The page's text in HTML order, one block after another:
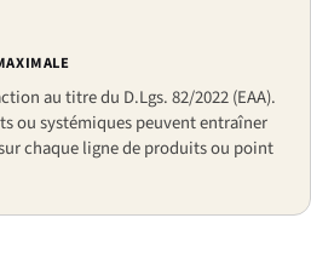
au titre du D.Lgs. 82/2022 (EAA).
ou systémiques peuvent entraîner
chaque ligne de produits ou point